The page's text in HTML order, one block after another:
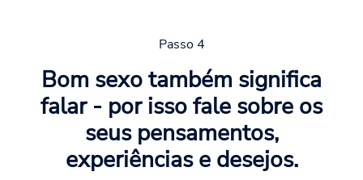
Passo 4
Bom sexo também significa
falar - por isso fale sobre os
seus pensamentos,
experiências e desejos.